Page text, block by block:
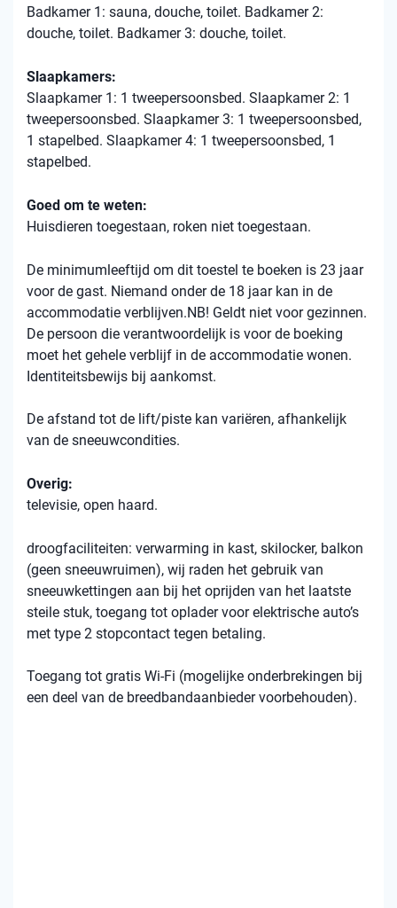
Badkamer 1: sauna, douche, toilet. Badkamer 2:
douche, toilet. Badkamer 3: douche, toilet.
Slaapkamers:
Slaapkamer 1: 1 tweepersoonsbed. Slaapkamer 2: 1
tweepersoonsbed. Slaapkamer 3: 1 tweepersoonsbed,
1 stapelbed. Slaapkamer 4: 1 tweepersoonsbed, 1
stapelbed.
Goed om te weten:
Huisdieren toegestaan, roken niet toegestaan.
De minimumleeftijd om dit toestel te boeken is 23 jaar
voor de gast. Niemand onder de 18 jaar kan in de
accommodatie verblijven.NB! Geldt niet voor gezinnen.
De persoon die verantwoordelijk is voor de boeking
moet het gehele verblijf in de accommodatie wonen.
Identiteitsbewijs bij aankomst.
De afstand tot de lift/piste kan variëren, afhankelijk
van de sneeuwcondities.
Overig:
televisie, open haard.
droogfaciliteiten: verwarming in kast, skilocker, balkon
(geen sneeuwruimen), wij raden het gebruik van
sneeuwkettingen aan bij het oprijden van het laatste
steile stuk, toegang tot oplader voor elektrische auto’s
met type 2 stopcontact tegen betaling.
Toegang tot gratis Wi-Fi (mogelijke onderbrekingen bij
een deel van de breedbandaanbieder voorbehouden).